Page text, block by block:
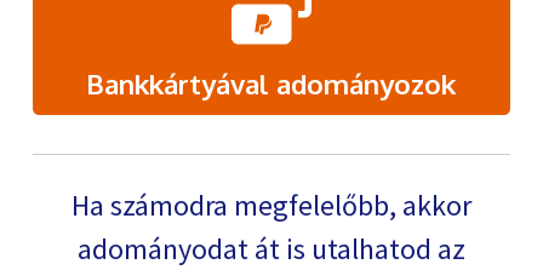
Bankkártyával adományozok
Ha számodra megfelelőbb, akkor
adományodat át is utalhatod az